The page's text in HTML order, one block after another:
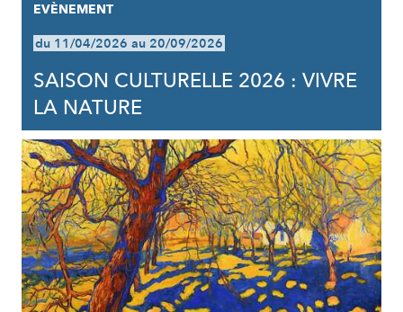
EVÈNEMENT
du 11/04/2026 au 20/09/2026
SAISON CULTURELLE 2026 : VIVRE
LA NATURE